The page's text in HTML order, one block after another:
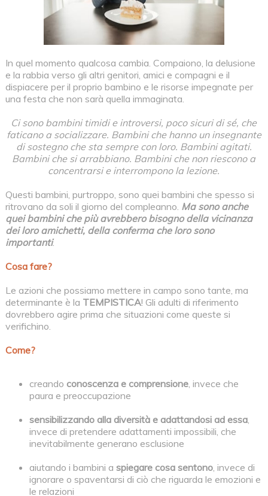
In quel momento qualcosa cambia. Compaiono, la delusione
e la rabbia verso gli altri genitori, amici e compagni e il
dispiacere per il proprio bambino e le risorse impegnate per
una festa che non sarà quella immaginata.
Ci sono bambini timidi e introversi, poco sicuri di sé, che
faticano a socializzare. Bambini che hanno un insegnante
di sostegno che sta sempre con loro. Bambini agitati.
Bambini che si arrabbiano. Bambini che non riescono a
concentrarsi e interrompono la lezione.
Questi bambini, purtroppo, sono quei bambini che spesso si
ritrovano da soli il giorno del compleanno. Ma sono anche
quei bambini che più avrebbero bisogno della vicinanza
dei loro amichetti, della conferma che loro sono
importanti.
Cosa fare?
Le azioni che possiamo mettere in campo sono tante, ma
determinante è la TEMPISTICA! Gli adulti di riferimento
dovrebbero agire prima che situazioni come queste si
verifichino.
Come?
creando conoscenza e comprensione, invece che
paura e preoccupazione
sensibilizzando alla diversità e adattandosi ad essa,
invece di pretendere adattamenti impossibili, che
inevitabilmente generano esclusione
aiutando i bambini a spiegare cosa sentono, invece di
ignorare o spaventarsi di ciò che riguarda le emozioni e
le relazioni